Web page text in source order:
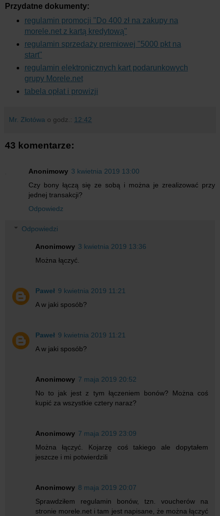
Przydatne dokumenty:
regulamin promocji "Do 400 zł na zakupy na
morele.net z kartą kredytową"
regulamin sprzedaży premiowej "5000 pkt na
start"
regulamin elektronicznych kart podarunkowych
grupy Morele.net
tabela opłat i prowizji
Mr. Złotówa o godz.: 12:42
43 komentarze:
Anonimowy 3 kwietnia 2019 13:00
Czy bony łączą się ze sobą i można je zrealizować przy
jednej transakcji?
Odpowiedz
Odpowiedzi
Anonimowy 3 kwietnia 2019 13:36
Można łączyć.
Paweł 9 kwietnia 2019 11:21
A w jaki sposób?
Paweł 9 kwietnia 2019 11:21
A w jaki sposób?
Anonimowy 7 maja 2019 20:52
No to jak jest z tym łączeniem bonów? Można coś
kupić za wszystkie cztery naraz?
Anonimowy 7 maja 2019 23:09
Można łączyć. Kojarzę coś takiego ale dopytałem
jeszcze i mi potwierdzili
Anonimowy 8 maja 2019 20:07
Sprawdziłem regulamin bonów, tzn. voucherów na
stronie morele.net i tam jest napisane, że można łączyć